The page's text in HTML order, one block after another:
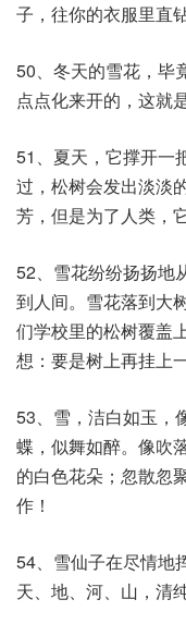
子，往你的衣服里直
50、冬天的雪花，毕
点点化来开的，这就
51、夏天，它撑开一
过，松树会发出淡淡
芳，但是为了人类，
52、雪花纷纷扬扬地
到人间。雪花落到大
们学校里的松树覆盖
想：要是树上再挂上
53、雪，洁白如玉，
蝶，似舞如醉。像吹
的白色花朵；忽散忽
作！
54、雪仙子在尽情地
天、地、河、山，清